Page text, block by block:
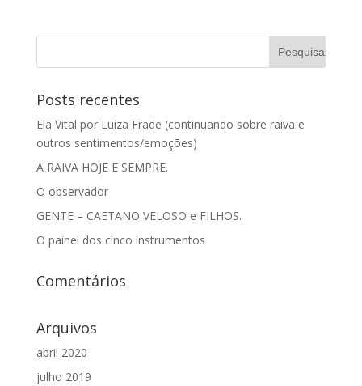
Posts recentes
Elã Vital por Luiza Frade (continuando sobre raiva e
outros sentimentos/emoções)
A RAIVA HOJE E SEMPRE.
O observador
GENTE – CAETANO VELOSO e FILHOS.
O painel dos cinco instrumentos
Comentários
Arquivos
abril 2020
julho 2019